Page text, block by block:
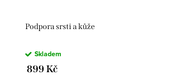
Podpora srsti a kůže
Skladem
899 Kč